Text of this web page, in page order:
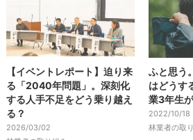
【イベントレポート】迫り来
る「2040年問題」。深刻化
する人手不足をどう乗り越え
る？
2026/03/02
ふと思う
はどうす
業3年生
2022/10/18
林業者の取